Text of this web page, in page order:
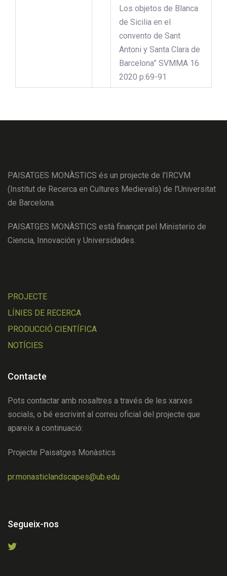
Los objetos de Blanca
de Sicilia en el
convento de Sant
Antoni y Santa Clara de
Barcelona” SVMMA 16
2020 p.69-91
PAISATGES MONÀSTICS és un projecte de l'IRCVM
(Institut de Recerca en Cultures Medievals) de l'Universitat
de Barcelona.
PAISATGES MONÀSTICS està finançat pel Ministerio de
Ciencia, Innovación y Universidades.
PROJECTE
LÍNIES DE RECERCA
PRODUCCIÓ CIENTÍFICA
NOTÍCIES
Contacte
Pots contactar amb nosaltres a través de les xarxes
socials, o bé escrivint al correu oficial del projecte que
apareix a continuació:
Projecte Paisatges Monàstics
pr.monasticlandscapes@ub.edu
Segueix-nos